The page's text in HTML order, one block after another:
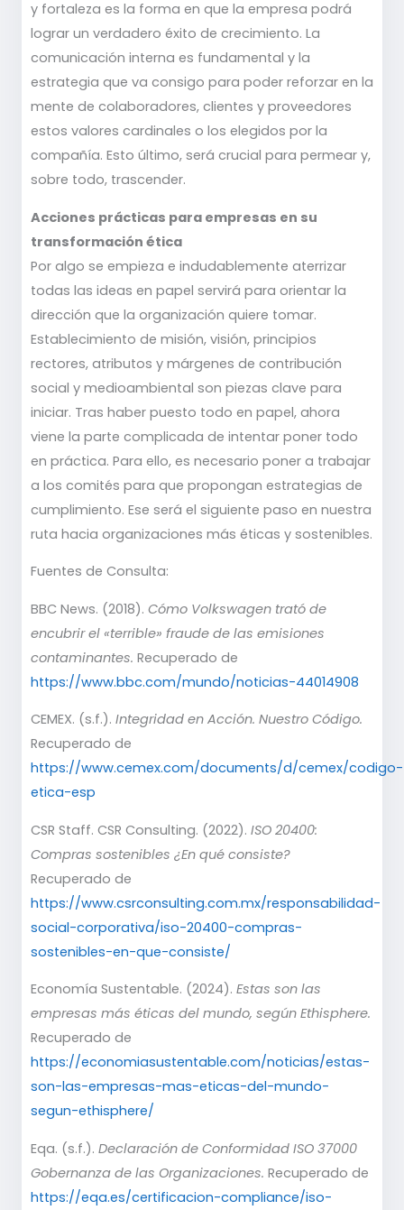
y fortaleza es la forma en que la empresa podrá
lograr un verdadero éxito de crecimiento. La
comunicación interna es fundamental y la
estrategia que va consigo para poder reforzar en la
mente de colaboradores, clientes y proveedores
estos valores cardinales o los elegidos por la
compañía. Esto último, será crucial para permear y,
sobre todo, trascender.
Acciones prácticas para empresas en su
transformación ética
Por algo se empieza e indudablemente aterrizar
todas las ideas en papel servirá para orientar la
dirección que la organización quiere tomar.
Establecimiento de misión, visión, principios
rectores, atributos y márgenes de contribución
social y medioambiental son piezas clave para
iniciar. Tras haber puesto todo en papel, ahora
viene la parte complicada de intentar poner todo
en práctica. Para ello, es necesario poner a trabajar
a los comités para que propongan estrategias de
cumplimiento. Ese será el siguiente paso en nuestra
ruta hacia organizaciones más éticas y sostenibles.
Fuentes de Consulta:
BBC News. (2018). Cómo Volkswagen trató de
encubrir el «terrible» fraude de las emisiones
contaminantes. Recuperado de
https://www.bbc.com/mundo/noticias-44014908
CEMEX. (s.f.). Integridad en Acción. Nuestro Código.
Recuperado de
https://www.cemex.com/documents/d/cemex/codigo-
etica-esp
CSR Staff. CSR Consulting. (2022). ISO 20400:
Compras sostenibles ¿En qué consiste?
Recuperado de
https://www.csrconsulting.com.mx/responsabilidad-
social-corporativa/iso-20400-compras-
sostenibles-en-que-consiste/
Economía Sustentable. (2024). Estas son las
empresas más éticas del mundo, según Ethisphere.
Recuperado de
https://economiasustentable.com/noticias/estas-
son-las-empresas-mas-eticas-del-mundo-
segun-ethisphere/
Eqa. (s.f.). Declaración de Conformidad ISO 37000
Gobernanza de las Organizaciones. Recuperado de
https://eqa.es/certificacion-compliance/iso-